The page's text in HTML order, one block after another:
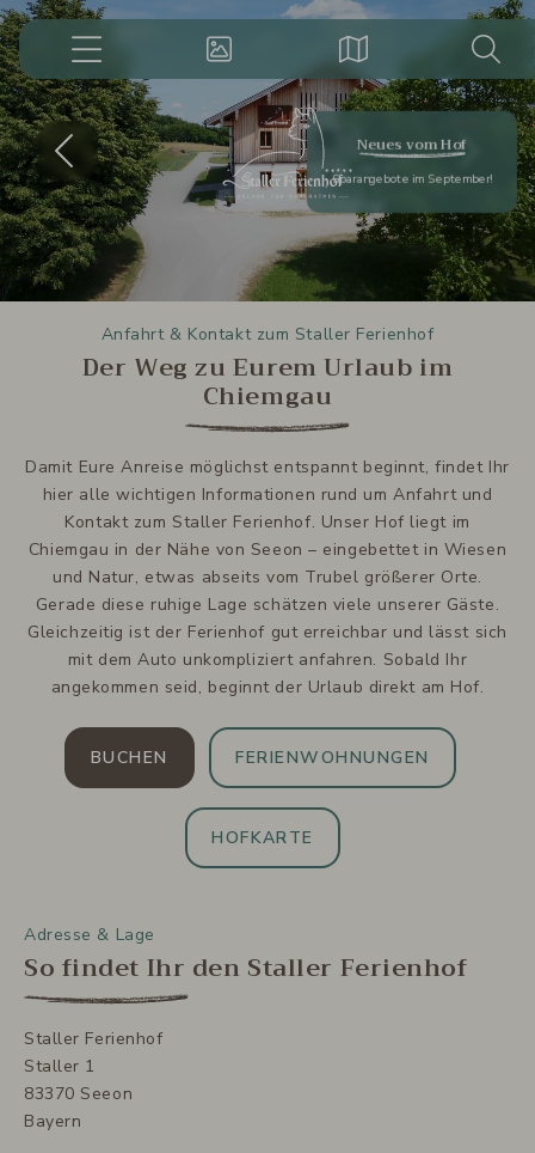
08621-
6496929Impressionen Lage
Suche
Suchbegriff
eingeben
Suchen
Menü
Vorheriges Neues vom Hof
Sparangebote im September!
Anfahrt & Kontakt zum Staller Ferienhof
Der Weg zu Eurem Urlaub im
Chiemgau
Damit Eure Anreise möglichst entspannt beginnt, findet Ihr
hier alle wichtigen Informationen rund um Anfahrt und
Kontakt zum Staller Ferienhof. Unser Hof liegt im
Chiemgau in der Nähe von Seeon – eingebettet in Wiesen
und Natur, etwas abseits vom Trubel größerer Orte.
Gerade diese ruhige Lage schätzen viele unserer Gäste.
Gleichzeitig ist der Ferienhof gut erreichbar und lässt sich
mit dem Auto unkompliziert anfahren. Sobald Ihr
angekommen seid, beginnt der Urlaub direkt am Hof.
BUCHEN FERIENWOHNUNGEN
HOFKARTE
Adresse & Lage
So findet Ihr den Staller Ferienhof
Staller Ferienhof
Staller 1
83370 Seeon
Bayern